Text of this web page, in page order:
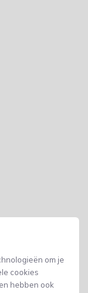
om je
cookies
hebben ook